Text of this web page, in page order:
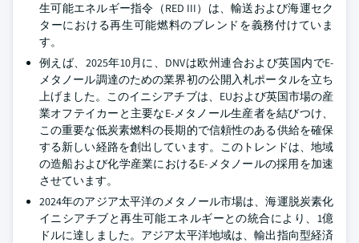
生可能エネルギー指令（RED III）は、輸送および海運セク
ターにおける再生可能燃料のブレンドを義務付けていま
す。
例えば、2025年10月に、DNVは欧州連合および英国内でE-
メタノール調達のための業界初の公開入札ポータルを立ち
上げました。このイニシアチブは、EUおよび英国市場の産
業オフテイカーと主要なE-メタノール生産者を結びつけ、
この重要な低炭素燃料の長期的で信頼性のある供給を確保
する新しい経路を創出しています。このトレンドは、地域
の造船および化学産業におけるE-メタノールの採用を加速
させています。
2024年のアジア太平洋のメタノール市場は、海運脱炭素化
イニシアチブと再生可能エネルギーとの統合により、1億
ドルに達しました。アジア太平洋地域は、輸出指向型経済